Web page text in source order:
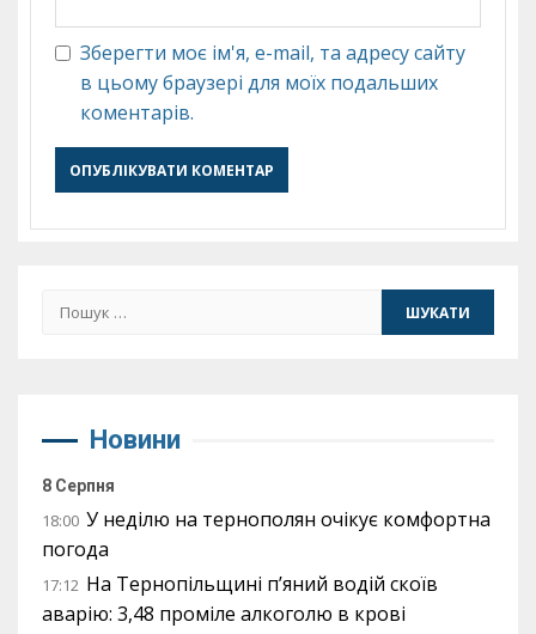
Зберегти моє ім'я, e-mail, та адресу сайту
в цьому браузері для моїх подальших
коментарів.
Пошук:
Новини
8 Серпня
18:00 У неділю на тернополян очікує комфортна
погода
17:12 На Тернопільщині п’яний водій скоїв
аварію: 3,48 проміле алкоголю в крові